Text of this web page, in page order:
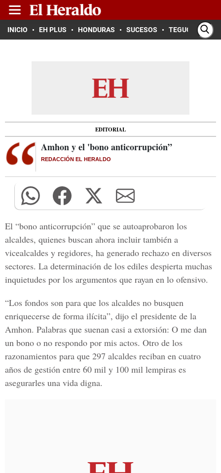
INICIO EH PLUS HONDURAS SUCESOS TEGUCIGALPA
EDITORIAL
Amhon y el 'bono anticorrupción”
REDACCIÓN EL HERALDO
El “bono anticorrupción” que se autoaprobaron los
alcaldes, quienes buscan ahora incluir también a
vicealcaldes y regidores, ha generado rechazo en diversos
sectores. La determinación de los ediles despierta muchas
inquietudes por los argumentos que rayan en lo ofensivo.
“Los fondos son para que los alcaldes no busquen
enriquecerse de forma ilícita”, dijo el presidente de la
Amhon. Palabras que suenan casi a extorsión: O me dan
un bono o no respondo por mis actos. Otro de los
razonamientos para que 297 alcaldes reciban en cuatro
años de gestión entre 60 mil y 100 mil lempiras es
asegurarles una vida digna.